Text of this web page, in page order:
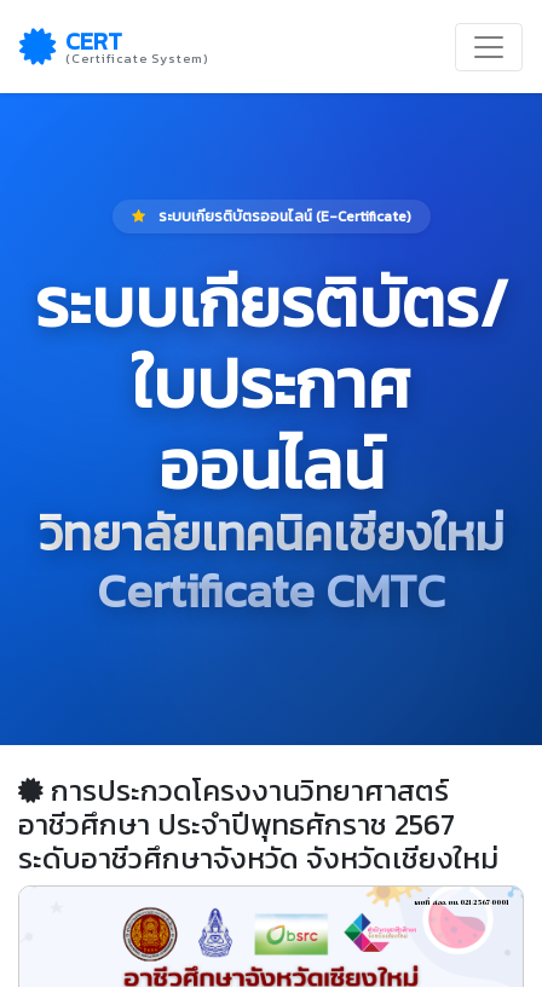
CERT
(Certificate System)
ระบบเกียรติบัตรออนไลน์ (E-Certificate)
ระบบเกียรติบัตร/
ใบประกาศ
ออนไลน์
วิทยาลัยเทคนิคเชียงใหม่
Certificate CMTC
การประกวดโครงงานวิทยาศาสตร์
อาชีวศึกษา ประจำปีพุทธศักราช 2567
ระดับอาชีวศึกษาจังหวัด จังหวัดเชียงใหม่
เลขที่ สอจ.ชม.021/2567-0001